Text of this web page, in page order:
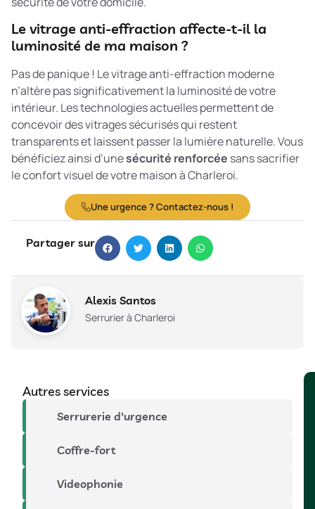
Le vitrage anti-effraction affecte-t-il la
luminosité de ma maison ?
Pas de panique ! Le vitrage anti-effraction moderne
n’altère pas significativement la luminosité de votre
intérieur. Les technologies actuelles permettent de
concevoir des vitrages sécurisés qui restent
transparents et laissent passer la lumière naturelle. Vous
bénéficiez ainsi d’unesécurité renforcée sans sacrifier
le confort visuel de votre maison à Charleroi.
Une urgence ? Contactez-nous !
Partager sur
Alexis Santos
Serrurier à Charleroi
Autres services
Serrurerie d'urgence
Coffre-fort
Videophonie